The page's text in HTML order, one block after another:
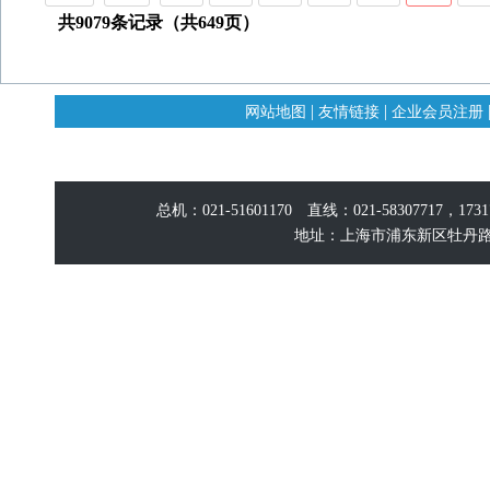
共9079条记录（共649页）
网站地图 | 友情链接 | 企业会员注册
总机：021-51601170 直线：021-58307717，
地址：上海市浦东新区牡丹